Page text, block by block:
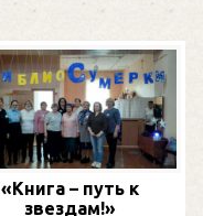
«Книга – путь к
звездам!»